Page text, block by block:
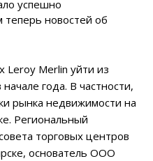
успешно
новостей об
Leroy Merlin уйти из
года. В частности,
рынка недвижимости на
Региональный
торговых центров
основатель ООО